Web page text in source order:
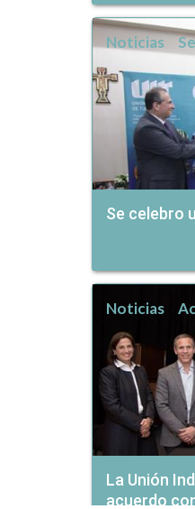
Noticias
Se celebro
Noticias
La Unión
acuerdo